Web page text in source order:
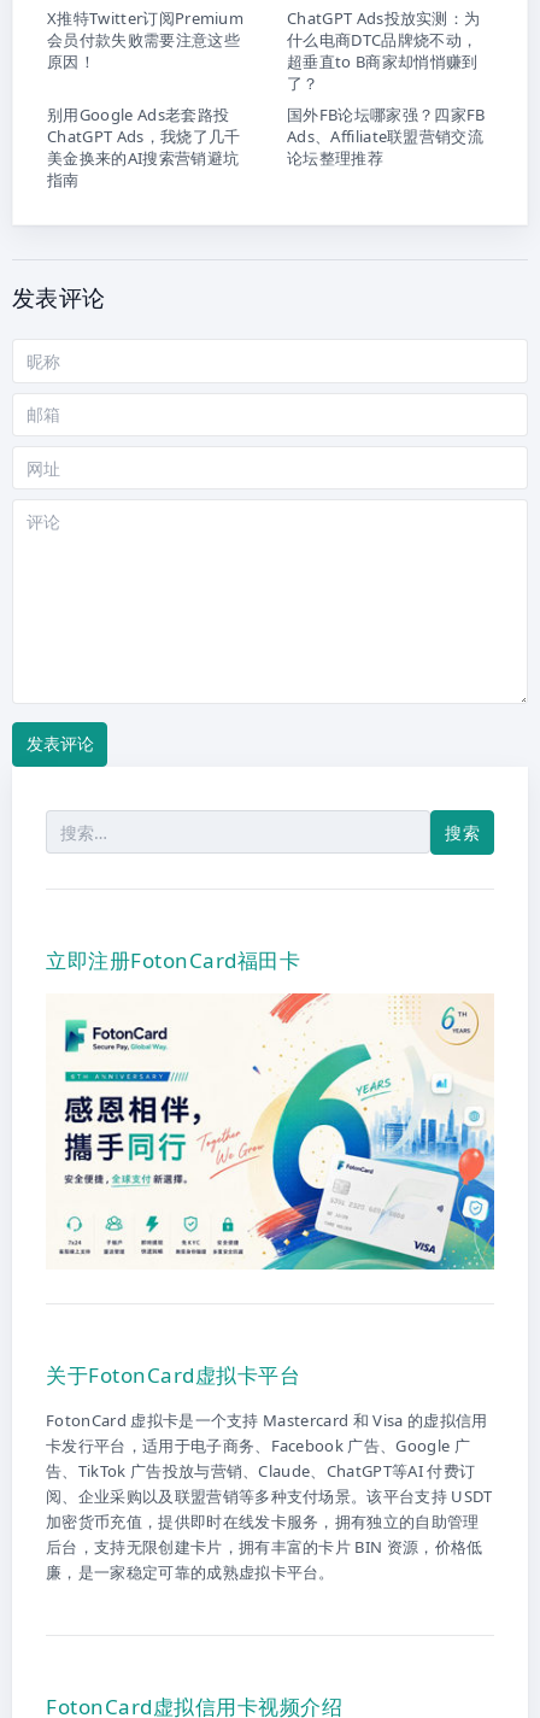
X推特Twitter订阅Premium
会员付款失败需要注意这些
原因！
ChatGPT Ads投放实测：为
什么电商DTC品牌烧不动，
超垂直to B商家却悄悄赚到
了？
别用Google Ads老套路投
ChatGPT Ads，我烧了几千
美金换来的AI搜索营销避坑
指南
国外FB论坛哪家强？四家FB
Ads、Affiliate联盟营销交流
论坛整理推荐
发表评论
评
昵
称
邮
箱
网
站
索：
立即注册FotonCard福田卡
关于FotonCard虚拟卡平台
FotonCard 虚拟卡是一个支持 Mastercard 和 Visa 的虚拟信用
卡发行平台，适用于电子商务、Facebook 广告、Google 广
告、TikTok 广告投放与营销、Claude、ChatGPT等AI 付费订
阅、企业采购以及联盟营销等多种支付场景。该平台支持 USDT
加密货币充值，提供即时在线发卡服务，拥有独立的自助管理
后台，支持无限创建卡片，拥有丰富的卡片 BIN 资源，价格低
廉，是一家稳定可靠的成熟虚拟卡平台。
FotonCard虚拟信用卡视频介绍